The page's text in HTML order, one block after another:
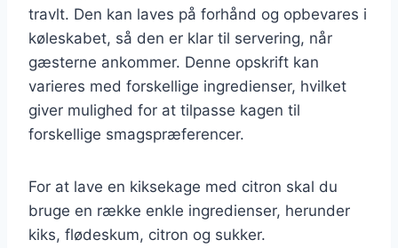
travlt. Den kan laves på forhånd og opbevares i
køleskabet, så den er klar til servering, når
gæsterne ankommer. Denne opskrift kan
varieres med forskellige ingredienser, hvilket
giver mulighed for at tilpasse kagen til
forskellige smagspræferencer.
For at lave en kiksekage med citron skal du
bruge en række enkle ingredienser, herunder
kiks, flødeskum, citron og sukker.